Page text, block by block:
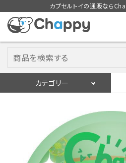
カプセルトイの通販なら
カテゴリー
入荷スケジュールをチェ